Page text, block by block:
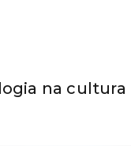
na cultura